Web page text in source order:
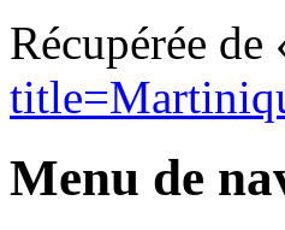
Récupérée de
Menu de